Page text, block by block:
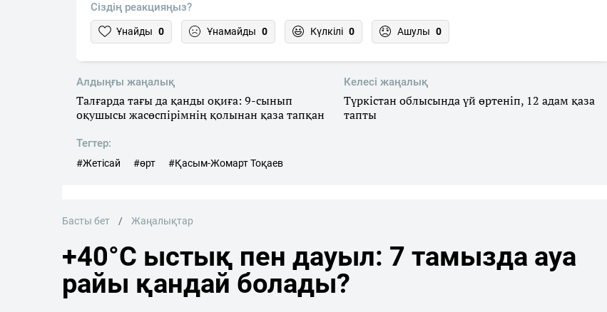
Сіздің реакцияңыз?
Ұнайды 0 Ұнамайды 0 Күлкілі 0 Ашулы 0
Алдыңғы жаңалық
Талғарда тағы да қанды оқиға: 9-сынып
оқушысы жасөспірімнің қолынан қаза тапқан
Келесі жаңалық
Түркістан облысында үй өртеніп, 12 адам қаза
тапты
Тегтер:
#Жетісай #өрт #Қасым-Жомарт Тоқаев
Басты бет Жаңалықтар
+40°C ыстық пен дауыл: 7 тамызда ауа
райы қандай болады?